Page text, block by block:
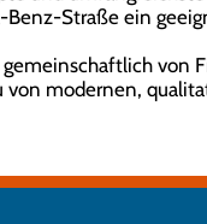
Benz-Straße ein
von
modernen,